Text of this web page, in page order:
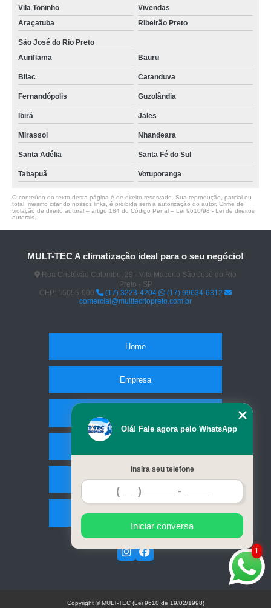
Vila Toninho
Vivendas
Araçatuba
Ribeirão Preto
São José do Rio Preto
Auriflama
Bauru
Bilac Catanduva
Fernandópolis Guzolândia
Ibirá Jales
Mirassol Nhandeara
Santa Adélia Santa Fé do Sul
Tabapuã Votuporanga
O conteúdo do texto desta página é de direito reservado. Sua reprodução, parcial ou
total, mesmo citando nossos links, é proibida sem a autorização do autor. Crime de
violação de direito autoral – artigo 184 do Código Penal – Lei 9610/98 - Lei de direitos
autorais
MULT-TEC A climatização ideal para o seu negócio!
Rua Cristóvão Colombo, 29 - Vila Maceno São José do Rio
Preto - SP
CEP: 15055-000
(17) 3223-4204
(17) 99634-6312
comercial@multtecriopreto.com.br
Home
Empresa
Contato
Mapa do site
1
Olá! Fale agora pelo WhatsApp
Insira seu telefone
Iniciar conversa
Copyright © MULT-TEC (Lei 9610 de 19/02/1998)